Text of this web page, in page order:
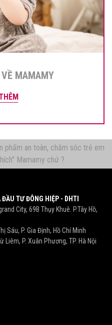
VỀ MAMAMY
phẩm an toàn, chăm sóc trẻ em
Mamamy chứ ?
TƯ ĐÔNG HIỆP - DHTI
City, 69B Thụy Khuê. P.Tây Hồ,
Sáu, P. Gia Định, Hồ Chí Minh
P. Xuân Phương, TP. Hà Nội